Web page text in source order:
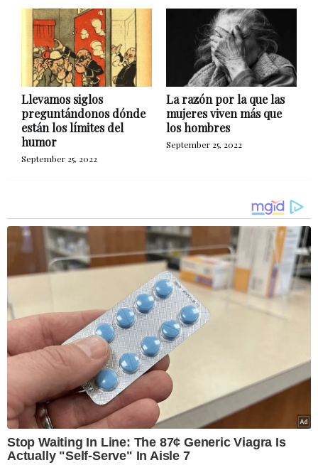
Llevamos siglos
preguntándonos dónde
están los límites del
humor
September 25, 2022
La razón por la que las
mujeres viven más que
los hombres
September 25, 2022